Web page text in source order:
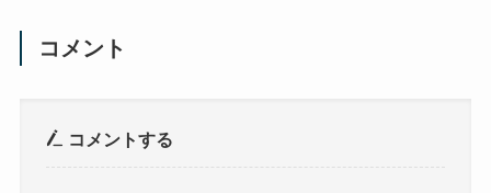
コメント
コメントする